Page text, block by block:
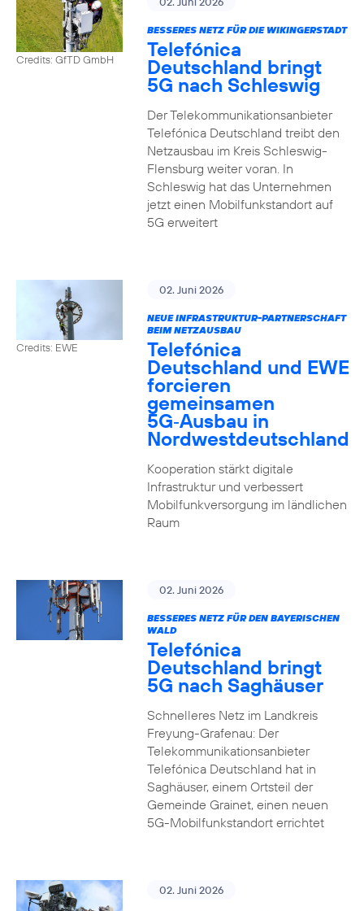
Credits: GfTD GmbH
BESSERES NETZ FÜR DIE WIKINGERSTADT
Telefónica
Deutschland bringt
5G nach Schleswig
Der Telekommunikationsanbieter
Telefónica Deutschland treibt den
Netzausbau im Kreis Schleswig-
Flensburg weiter voran. In
Schleswig hat das Unternehmen
jetzt einen Mobilfunkstandort auf
5G erweitert
Credits: EWE
02. Juni 2026
NEUE INFRASTRUKTUR-PARTNERSCHAFT
BEIM NETZAUSBAU
Telefónica
Deutschland und EWE
forcieren
gemeinsamen
5G‑Ausbau in
Nordwestdeutschland
Kooperation stärkt digitale
Infrastruktur und verbessert
Mobilfunkversorgung im ländlichen
Raum
02. Juni 2026
BESSERES NETZ FÜR DEN BAYERISCHEN
WALD
Telefónica
Deutschland bringt
5G nach Saghäuser
Schnelleres Netz im Landkreis
Freyung-Grafenau: Der
Telekommunikationsanbieter
Telefónica Deutschland hat in
Saghäuser, einem Ortsteil der
Gemeinde Grainet, einen neuen
5G-Mobilfunkstandort errichtet
02. Juni 2026